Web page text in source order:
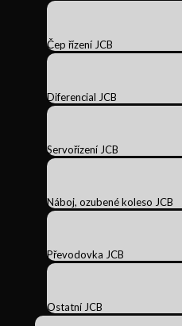
Čep řízení JCB
Diferencial JCB
Servořízení JCB
Náboj, ozubené koleso JCB
Převodovka JCB
Ostatní JCB